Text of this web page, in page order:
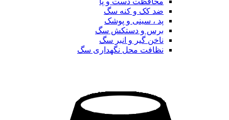
ضد کک و کنه سگ
پد ، سینی و پوشک
برس و دستکش سگ
ناخن گیر و انبر سگ
نظافت محل نگهداری سگ